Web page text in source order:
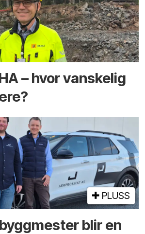
– hvor vanskelig
PLUSS
blir en